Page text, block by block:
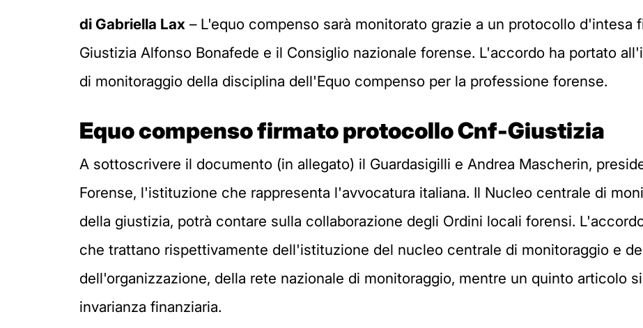
di Gabriella Lax – L'equo compenso sarà monitorato grazie a un protocollo d'intesa
Giustizia Alfonso Bonafede e il Consiglio nazionale forense. L'accordo ha portato
di monitoraggio della disciplina dell'Equo compenso per la professione forense.
Equo compenso firmato protocollo Cnf-Giustizia
A sottoscrivere il documento (in allegato) il Guardasigilli e Andrea Mascherin,
Forense, l'istituzione che rappresenta l'avvocatura italiana. Il Nucleo centrale di
della giustizia, potrà contare sulla collaborazione degli Ordini locali forensi.
che trattano rispettivamente dell'istituzione del nucleo centrale di monitoraggio e
dell'organizzazione, della rete nazionale di monitoraggio, mentre un quinto articolo
invarianza finanziaria.